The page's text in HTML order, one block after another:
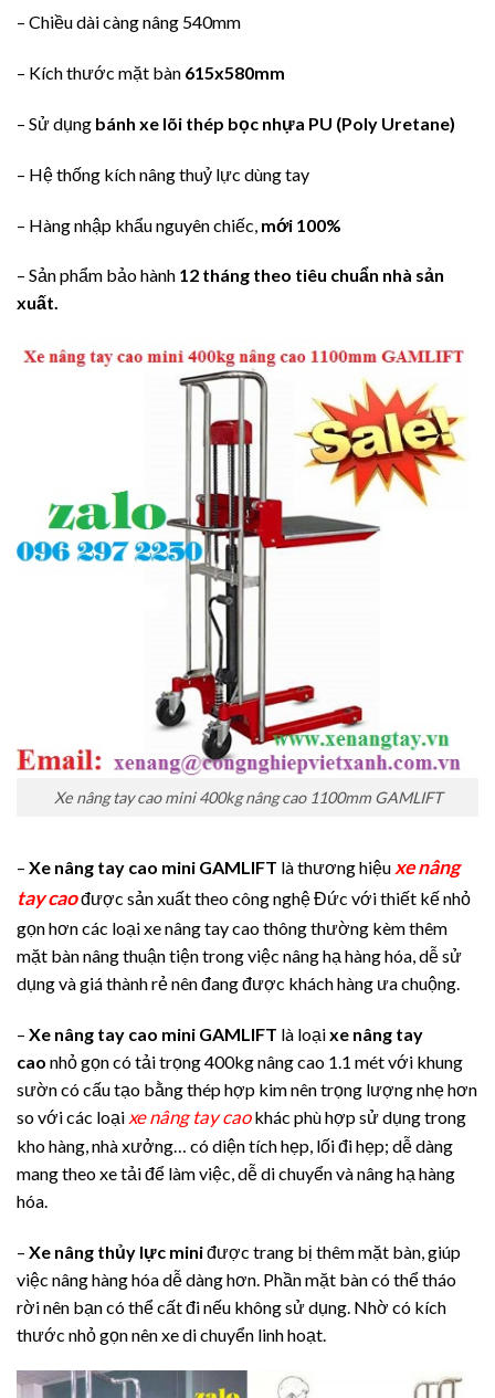
– Chiều dài càng nâng 540mm
– Kích thước mặt bàn 615x580mm
– Sử dụng bánh xe lõi thép bọc nhựa PU (Poly Uretane)
– Hệ thống kích nâng thuỷ lực dùng tay
– Hàng nhập khẩu nguyên chiếc, mới 100%
– Sản phẩm bảo hành 12 tháng theo tiêu chuẩn nhà sản
xuất.
Xe nâng tay cao mini 400kg nâng cao 1100mm GAMLIFT
– Xe nâng tay cao mini GAMLIFT là thương hiệu xe nâng
tay caođược sản xuất theo công nghệ Đức với thiết kế nhỏ
gọn hơn các loại xe nâng tay cao thông thường kèm thêm
mặt bàn nâng thuận tiện trong việc nâng hạ hàng hóa, dễ sử
dụng và giá thành rẻ nên đang được khách hàng ưa chuộng.
– Xe nâng tay cao mini GAMLIFT là loạixe nâng tay
cao nhỏ gọn có tải trọng 400kg nâng cao 1.1 mét với khung
sườn có cấu tạo bằng thép hợp kim nên trọng lượng nhẹ hơn
so với các loại xe nâng tay caokhác phù hợp sử dụng trong
kho hàng, nhà xưởng… có diện tích hẹp, lối đi hẹp; dễ dàng
mang theo xe tải để làm việc, dễ di chuyển và nâng hạ hàng
hóa.
– Xe nâng thủy lực miniđược trang bị thêm mặt bàn, giúp
việc nâng hàng hóa dễ dàng hơn. Phần mặt bàn có thể tháo
rời nên bạn có thể cất đi nếu không sử dụng. Nhờ có kích
thước nhỏ gọn nên xe di chuyển linh hoạt.